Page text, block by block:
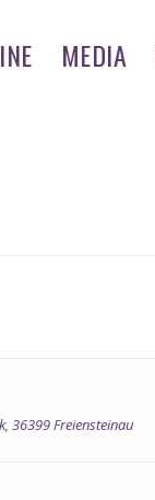
MEDIA
36399 Freiensteinau